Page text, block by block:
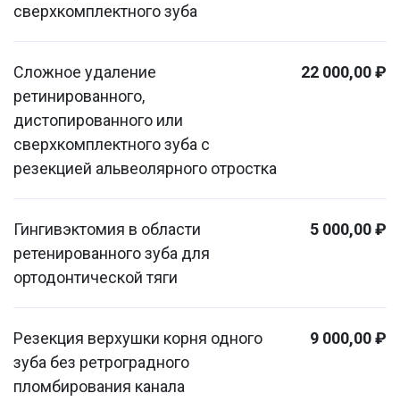
сверхкомплектного зуба
Сложное удаление
ретинированного,
дистопированного или
сверхкомплектного зуба с
резекцией альвеолярного отростка
22 000,00 ₽
Гингивэктомия в области
ретенированного зуба для
ортодонтической тяги
5 000,00 ₽
Резекция верхушки корня одного
зуба без ретроградного
пломбирования канала
9 000,00 ₽